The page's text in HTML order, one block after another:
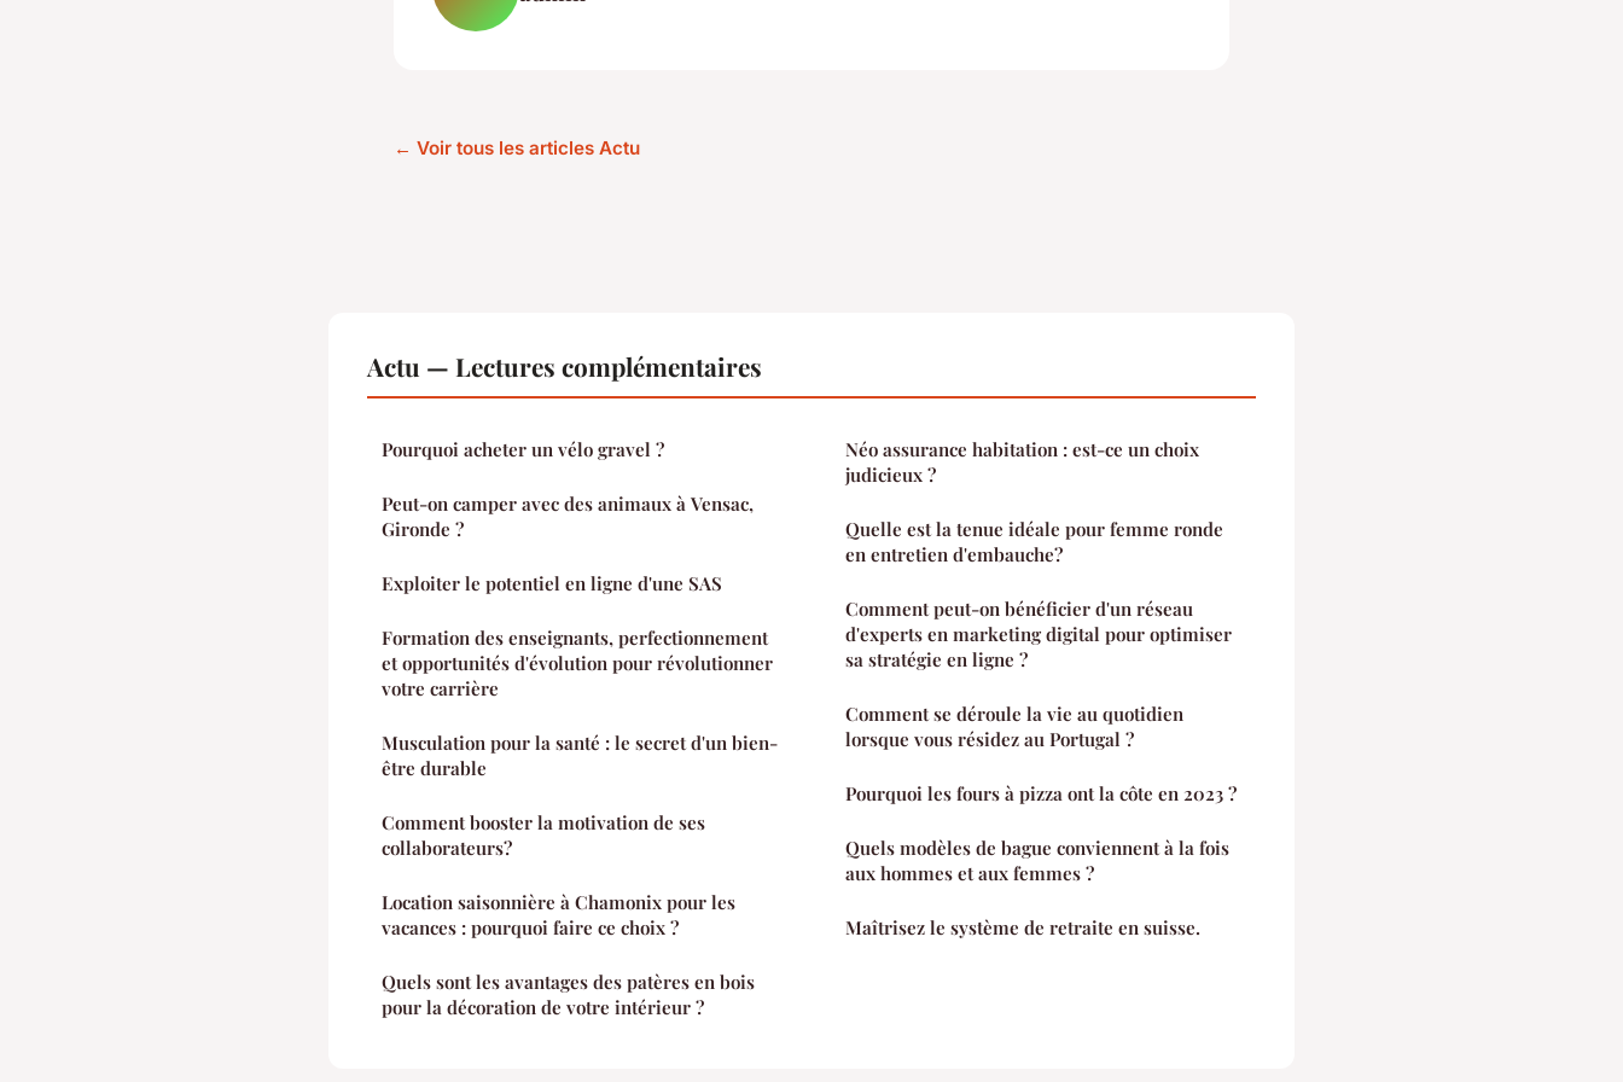
← Voir tous les articles Actu
Actu — Lectures complémentaires
Pourquoi acheter un vélo gravel ?
Peut-on camper avec des animaux à Vensac,
Gironde ?
Exploiter le potentiel en ligne d'une SAS
Formation des enseignants, perfectionnement
et opportunités d'évolution pour révolutionner
votre carrière
Musculation pour la santé : le secret d'un bien-
être durable
Comment booster la motivation de ses
collaborateurs?
Location saisonnière à Chamonix pour les
vacances : pourquoi faire ce choix ?
Quels sont les avantages des patères en bois
pour la décoration de votre intérieur ?
Néo assurance habitation : est-ce un choix
judicieux ?
Quelle est la tenue idéale pour femme ronde
en entretien d'embauche?
Comment peut-on bénéficier d'un réseau
d'experts en marketing digital pour optimiser
sa stratégie en ligne ?
Comment se déroule la vie au quotidien
lorsque vous résidez au Portugal ?
Pourquoi les fours à pizza ont la côte en 2023 ?
Quels modèles de bague conviennent à la fois
aux hommes et aux femmes ?
Maîtrisez le système de retraite en suisse.